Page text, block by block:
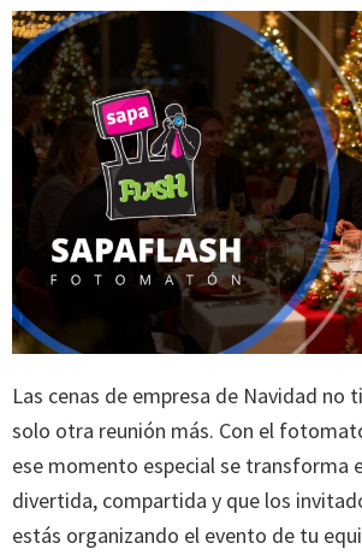
Las cenas de empresa de Navidad no
solo otra reunión más. Con el
ese momento especial se transforma
divertida, compartida y que los
estás organizando el evento de tu